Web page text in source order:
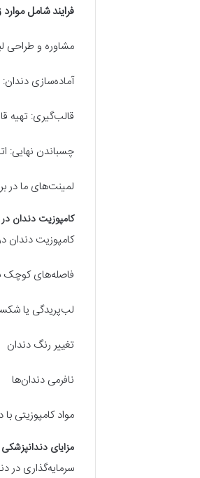
فرایند شامل
مشاوره و طراحی
آماده‌سازی
قالب‌گیری: تهیه
چسباندن نهایی:
لمینت‌های ما در
کامپوزیت دندان
کامپوزیت دندان
فاصله‌های کوچک
لب‌پریدگی یا
تغییر رنگ دندان
نافرمی دندان‌ها
مواد کامپوزیتی
مزایای
سرمایه‌گذاری در